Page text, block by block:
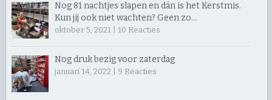
Nog 81 nachtjes slapen en dán is het Kerstmis.
Kun jij ook niet wachten? Geen zo…
oktober 5, 2021 | 10 Reacties
Nog druk bezig voor zaterdag
januari 14, 2022 | 9 Reacties